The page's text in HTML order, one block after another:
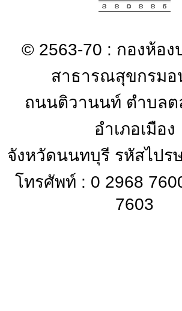
© 2563-70 : กองห้อง
สาธารณสุขกรมอ
ถนนติวานนท์ ตำบล
อำเภอเมือง
จังหวัดนนทบุรี รหัสไปร
โทรศัพท์ : 0 2968
7603